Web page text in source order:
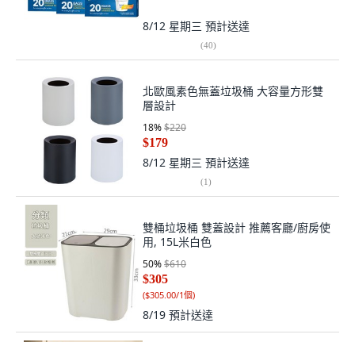
8/12 星期三 預計送達
(40)
北歐風素色無蓋垃圾桶 大容量方形雙
層設計
18%$220
$179
8/12 星期三 預計送達
(1)
雙桶垃圾桶 雙蓋設計 推薦客廳/廚房使
用, 15L米白色
50%$610
$305
($305.00/1個)
8/19 預計送達